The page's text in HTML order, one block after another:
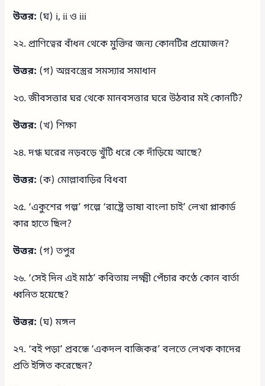
উত্তর: (ঘ) i, ii ও iii
২২. প্রাণিত্বের বাঁধন থেকে মুক্তির জন্য কোনটির প্রয়োজন?
উত্তর: (গ) অন্নবস্ত্রের সমস্যার সমাধান
২৩. জীবসত্তার ঘর থেকে মানবসত্তার ঘরে উঠবার মই কোনটি?
উত্তর: (খ) শিক্ষা
২৪. দগ্ধ ঘরের নড়বড়ে খুঁটি ধরে কে দাঁড়িয়ে আছে?
উত্তর: (ক) মোল্লাবাড়ির বিধবা
২৫. ‘একুশের গল্প’ গল্পে ‘রাষ্ট্রে ভাষা বাংলা চাই’ লেখা প্লাকার্ড
কার হাতে ছিল?
উত্তর: (গ) তপুর
২৬. ‘সেই দিন এই মাঠ’ কবিতায় লক্ষ্মী পেঁচার কণ্ঠে কোন বার্তা
ধ্বনিত হয়েছে?
উত্তর: (ঘ) মঙ্গল
২৭. ‘বই পড়া’ প্রবন্ধে ‘একদল বাজিকর’ বলতে লেখক কাদের
প্রতি ইঙ্গিত করেছেন?